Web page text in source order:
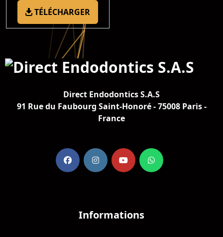
TÉLÉCHARGER
Direct Endodontics S.A.S
91 Rue du Faubourg Saint-Honoré - 75008 Paris -
France
Informations